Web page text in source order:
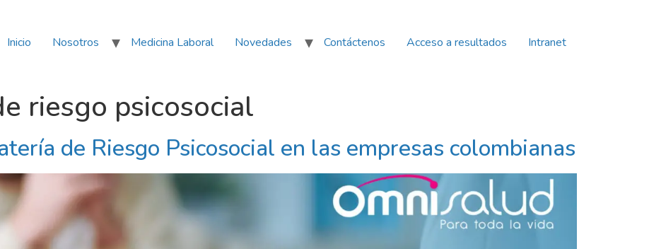
Inicio Nosotros Medicina Laboral Novedades Contáctenos Acceso a resultados Intranet
riesgo psicosocial
de Riesgo Psicosocial en las empresas colombianas